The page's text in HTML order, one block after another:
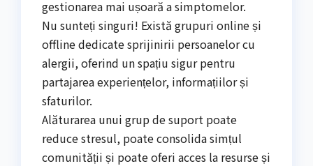
gestionarea mai ușoară a simptomelor.
Nu sunteți singuri! Există grupuri online și
offline dedicate sprijinirii persoanelor cu
alergii, oferind un spațiu sigur pentru
partajarea experiențelor, informațiilor și
sfaturilor.
Alăturarea unui grup de suport poate
reduce stresul, poate consolida simțul
comunității și poate oferi acces la resurse și